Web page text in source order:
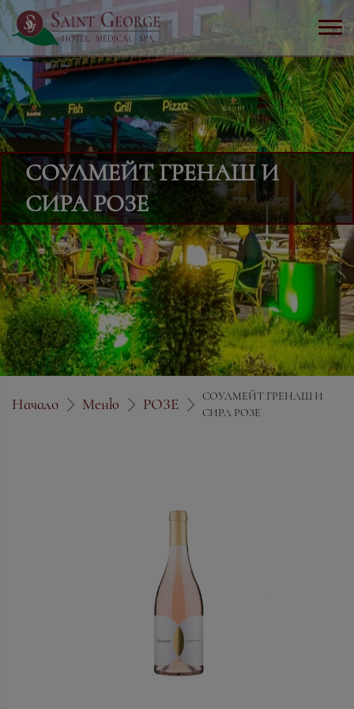
СОУЛМЕЙТ ГРЕНАШ И
СИРА РОЗЕ
Начало Меню РОЗЕ
СОУЛМЕЙТ ГРЕНАШ И
СИРА РОЗЕ